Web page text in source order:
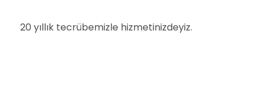
20 yıllık tecrübemizle hizmetinizdeyiz.